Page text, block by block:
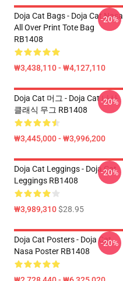
Doja Cat Bags - Doja Cat Nasa
All Over Print Tote Bag
RB1408
₩3,438,110 - ₩4,127,110
-20%
Doja Cat 머그 - Doja Cat 나사
클래식 무그 RB1408
₩3,445,000 - ₩3,996,200
-20%
Doja Cat Leggings - Doja Cat
Leggings RB1408
₩3,989,310$28.95
-20%
Doja Cat Posters - Doja Cat
Nasa Poster RB1408
-20%